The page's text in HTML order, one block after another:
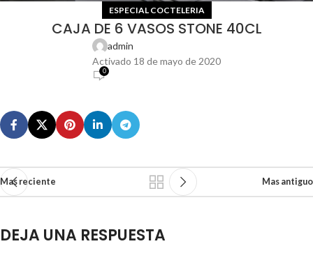
ESPECIAL COCTELERIA
CAJA DE 6 VASOS STONE 40CL
admin
Activado 18 de mayo de 2020
0
Mas reciente Mas antiguo
DEJA UNA RESPUESTA